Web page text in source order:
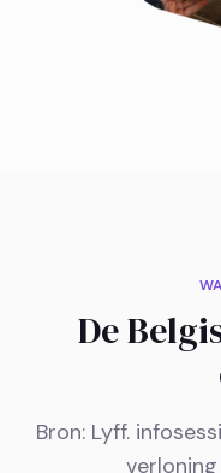
De
Bron: Lyff.